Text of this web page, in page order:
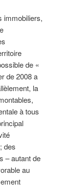
immobiliers,
de «
de 2008 a
la
à tous
des
– autant de
au